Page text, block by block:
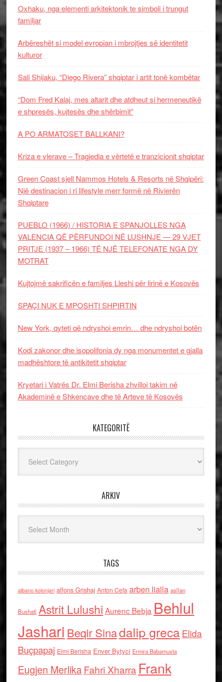
Oxhaku, nga elementi arkitektonik te simboli i trungut
familjar
Arbëreshët si model evropian i mbrojtjes së identitetit
kulturor
Sali Shijaku, “Diego Rivera” shqiptar i artit tonë kombëtar
“Dom Fred Kalaj, mes altarit dhe atdheut si hermeneutikë
e shpresës, kujtesës dhe shërbimit”
A PO ARMATOSET BALLKANI?
Kriza e vlerave – Tragjedia e vërtetë e tranzicionit shqiptar
Green Coast sjell Nammos Hotels & Resorts në Shqipëri:
Një destinacion i ri lifestyle merr formë në Rivierën
Shqiptare
PUEBLO (1966) / HISTORIA E SPANJOLLES NGA
VALENCIA QË PËRFUNDOI NË LUSHNJE — 29 VJET
PRITJE (1937 – 1966) TË NJË TELEFONATE NGA DY
MOTRAT
Kujtojmë sakrificën e familjes Lleshi për lirinë e Kosovës
SPAÇI NUK E MPOSHTI SHPIRTIN
New York, qyteti që ndryshoi emrin… dhe ndryshoi botën
Kodi zakonor dhe isopolifonia dy nga monumentet e gjalla
madhështore të antikitetit shqiptar
Kryetari i Vatrës Dr. Elmi Berisha zhvilloi takim në
Akademinë e Shkencave dhe të Arteve të Kosovës
KATEGORITË
ARKIV
TAGS
albano kolonjari alfons Grishaj Anton Cefa arben llalla asllan
Bushati Astrit Lulushi Aurenc Bebja Behlul
Jashari Beqir Sinadalip grecaElida
Buçpapaj Elmi Berisha Enver Bytyci Ermira Babamusta
Eugjen MerlikaFahri Xharra Frank